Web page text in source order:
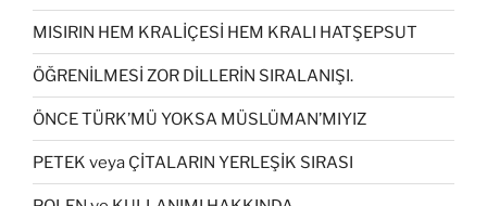
MISIRIN HEM KRALİÇESİ HEM KRALI HATŞEPSUT
ÖĞRENİLMESİ ZOR DİLLERİN SIRALANIŞI.
ÖNCE TÜRK’MÜ YOKSA MÜSLÜMAN’MIYIZ
PETEK veya ÇİTALARIN YERLEŞİK SIRASI